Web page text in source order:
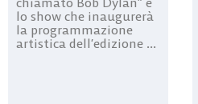
lo show che inaugurerà
la programmazione
artistica dell’edizione ...